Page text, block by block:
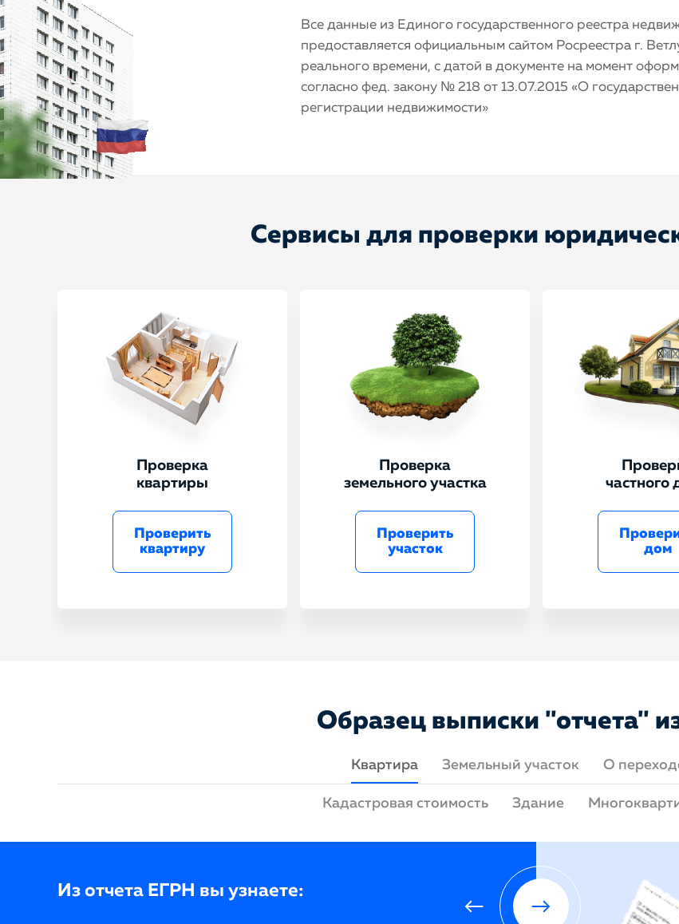
Все данные из Единого государственного реестра
предоставляется официальным сайтом Росреестра г.
реального времени, с датой в документе на момент
согласно фед. закону № 218 от 13.07.2015 «О
регистрации недвижимости»
Сервисы для проверки
Проверка
квартиры
Проверить
квартиру
Проверка
земельного участка
Проверить
участок
частного
дом
Образец выписки "отчета"
Квартира Земельный участок О
Кадастровая стоимость Здание
Из отчета ЕГРН вы узнаете: